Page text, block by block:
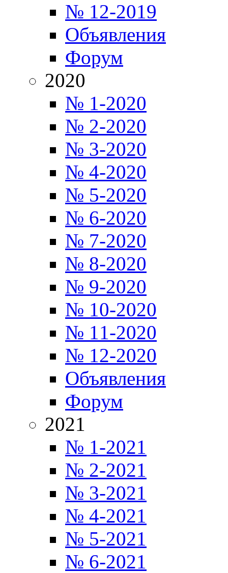
№ 12-2019
Объявления
Форум
2020
№ 1-2020
№ 2-2020
№ 3-2020
№ 4-2020
№ 5-2020
№ 6-2020
№ 7-2020
№ 8-2020
№ 9-2020
№ 10-2020
№ 11-2020
№ 12-2020
Объявления
Форум
2021
№ 1-2021
№ 2-2021
№ 3-2021
№ 4-2021
№ 5-2021
№ 6-2021